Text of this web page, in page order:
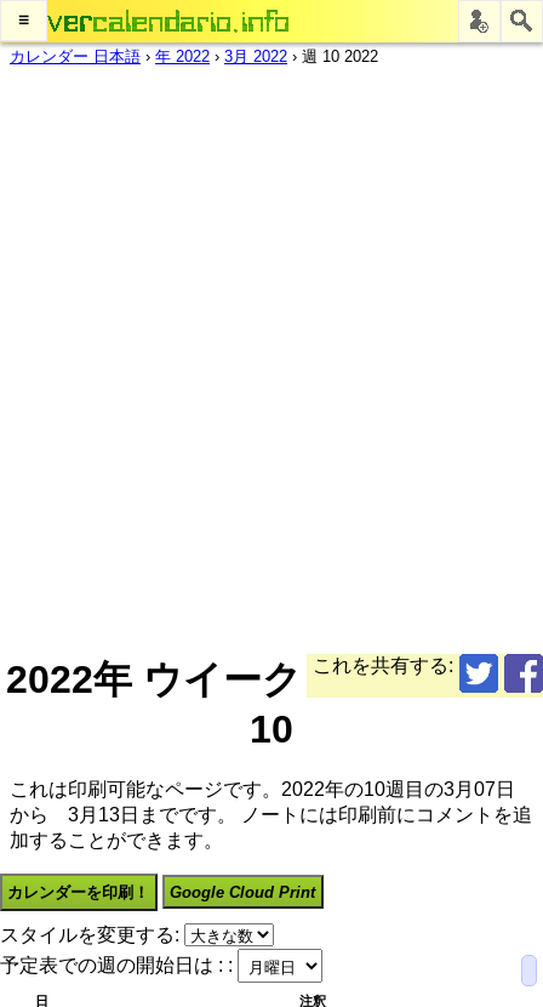
≡
カレンダー 日本語 › 年 2022 › 3月 2022 › 週 10 2022
これを共有する:
2022年 ウイーク
10
これは印刷可能なページです。2022年の10週目の3月07日
から 3月13日までです。 ノートには印刷前にコメントを追
加することができます。
カレンダーを印刷！ Google Cloud Print
スタイルを変更する:
予定表での週の開始日は : :
日 注釈